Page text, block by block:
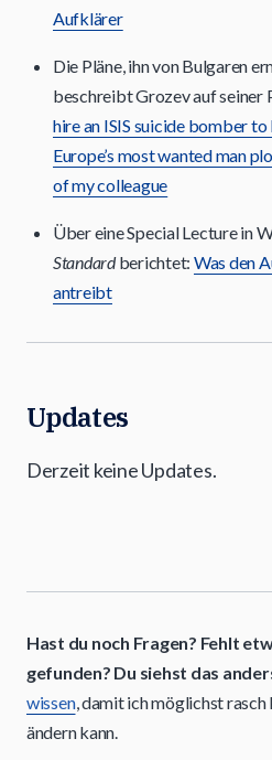
Aufklärer
Die Pläne, ihn von Bulgaren
beschreibt Grozev auf
hire an ISIS suicide bomber
Europe’s most wanted man
of my colleague
Über eine Special Lecture in
Standardberichtet: Was den
antreibt
Updates
Derzeit keine Updates.
Hast du noch Fragen? Fehlt
gefunden? Du siehst das
wissen, damit ich möglichst
ändern kann.